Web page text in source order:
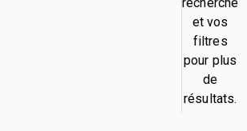
et vos
filtres
pour plus
de
résultats.